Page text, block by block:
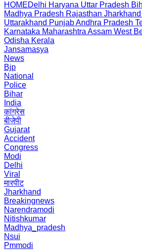
HOMEDelhi Haryana Uttar Pradesh
Madhya Pradesh Rajasthan Jharkhand
Uttarakhand PunjabAndhra Pradesh
Karnataka Maharashtra Assam West
Odisha Kerala
Jansamasya
News
Bjp
National
Police
Bihar
India
कांग्रेस
बीजेपी
Gujarat
Accident
Congress
Modi
Delhi
Viral
मारपीट
Jharkhand
Breakingnews
Narendramodi
Nitishkumar
Madhya_pradesh
Nsui
Pmmodi